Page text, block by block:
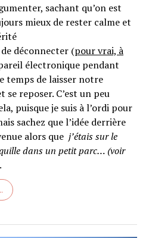
sachant qu’on est
mieux de rester calme et
déconnecter (pour vrai, à
électronique pendant
temps de laisser notre
se reposer. C’est un peu
puisque je suis à l’ordi pour
sachez que l’idée derrière
alors que j’étais sur le
dans un petit parc… (voir